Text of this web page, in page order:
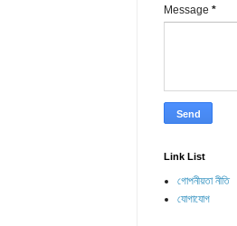
Message *
Link List
গোপনীয়তা নীতি
যোগাযোগ